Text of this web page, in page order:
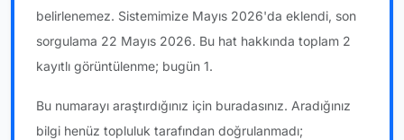
belirlenemez. Sistemimize Mayıs 2026'da eklendi, son
sorgulama 22 Mayıs 2026. Bu hat hakkında toplam 2
kayıtlı görüntülenme; bugün 1.
Bu numarayı araştırdığınız için buradasınız. Aradığınız
bilgi henüz topluluk tarafından doğrulanmadı;